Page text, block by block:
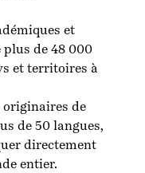
et
de 48 000
et territoires à
originaires de
de 50 langues,
directement
entier.